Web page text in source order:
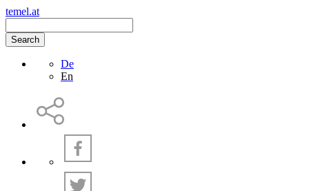
temel.at
Search
De
En